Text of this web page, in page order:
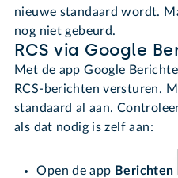
nieuwe standaard wordt.
nog niet gebeurd.
RCS via Google
Met de app Google
RCS-berichten versturen.
standaard al aan.
als dat nodig is zelf aan:
Open de app Berichten